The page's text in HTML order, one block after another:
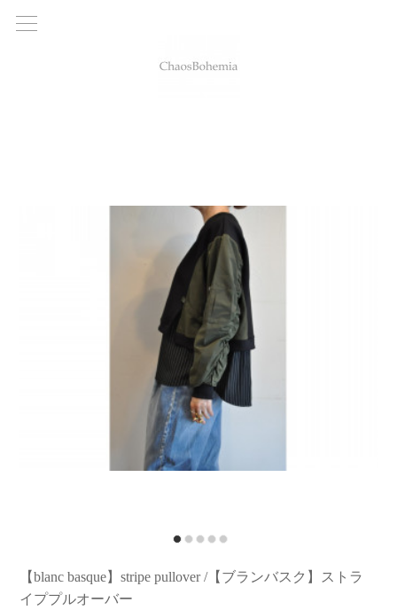
【blanc basque】stripe pullover /【ブランバスク】ストラ
イププルオーバー